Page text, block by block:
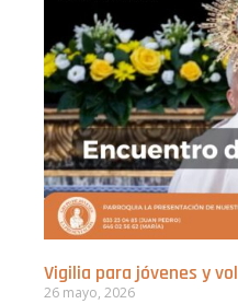
Vigilia para jóvenes y
26 mayo, 2026